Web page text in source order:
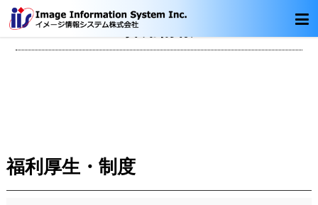
採用情報
福利厚生・制度